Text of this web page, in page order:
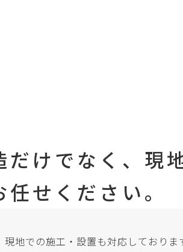
けでなく、現
せください。
地での施工・設置も対応しておりま